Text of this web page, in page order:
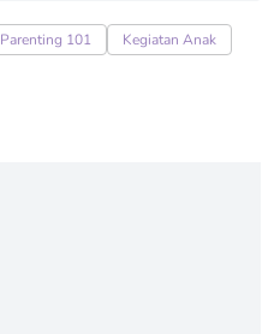
Parenting 101 Kegiatan Anak